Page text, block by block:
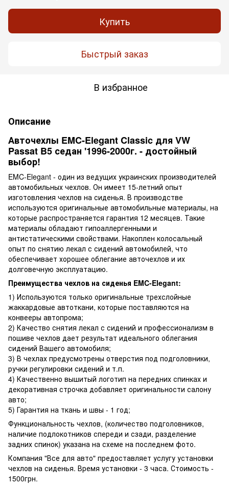
Купить
Быстрый заказ
В избранное
Описание
Авточехлы EMC-Elegant Classic для VW
Passat B5 седан '1996-2000г. - достойный
выбор!
EMC-Elegant - один из ведущих украинских производителей
автомобильных чехлов. Он имеет 15-летний опыт
изготовления чехлов на сиденья. В производстве
используются оригинальные автомобильные материалы, на
которые распространяется гарантия 12 месяцев. Такие
материалы обладают гипоаллергенными и
антистатическими свойствами. Накоплен колосальный
опыт по снятию лекал с сидений автомобилей, что
обеспечивает хорошее облегание авточехлов и их
долговечную эксплуатацию.
Преимущества чехлов на сиденья EMC-Elegant:
1) Используются только оригинальные трехслойные
жаккардовые автоткани, которые поставляются на
конвееры автопрома;
2) Качество снятия лекал с сидений и профессионализм в
пошиве чехлов дает результат идеального облегания
сидений Вашего автомобиля;
3) В чехлах предусмотрены отверстия под подголовники,
ручки регулировки сидений и т.п.
4) Качественно вышитый логотип на передних спинках и
декоративная строчка добавляет оригинальности салону
авто;
5) Гарантия на ткань и швы - 1 год;
Функциональность чехлов, (количество подголовников,
наличие подлокотников спереди и сзади, разделение
задних спинок) указана на схеме на последнем фото.
Компания "Все для авто" предоставляет услугу установки
чехлов на сиденья. Время установки - 3 часа. Стоимость -
1500грн.